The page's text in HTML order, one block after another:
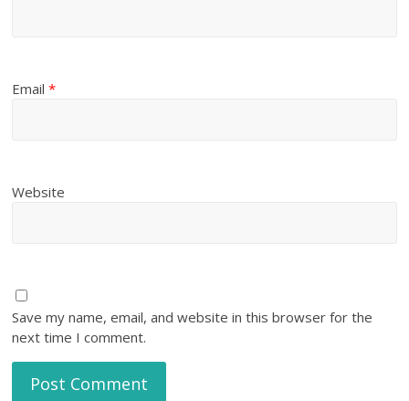
Email*
Website
Save my name, email, and website in this browser for the
next time I comment.